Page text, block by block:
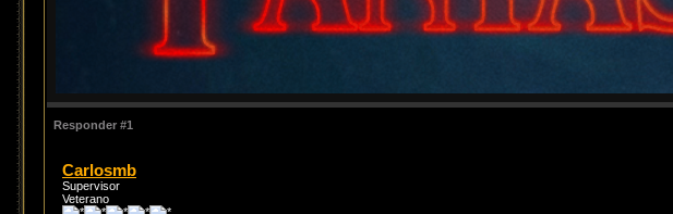
Responder #1
Carlosmb
Supervisor
Veterano